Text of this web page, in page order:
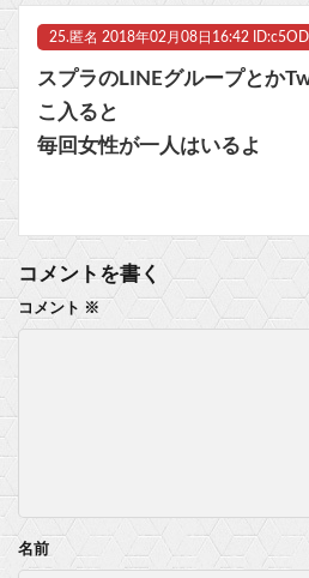
25. 匿名 2018年02月08日16:42
スプラのLINEグループとか
こ入ると
毎回女性が一人はいるよ
コメントを書く
コメント ※
名前